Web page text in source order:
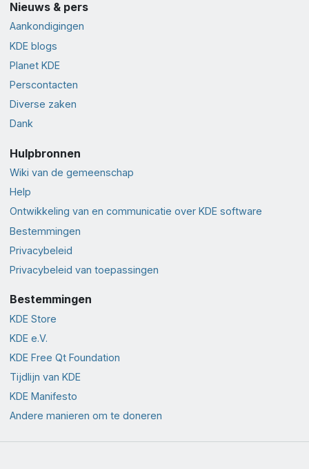
Nieuws & pers
Aankondigingen
KDE blogs
Planet KDE
Perscontacten
Diverse zaken
Dank
Hulpbronnen
Wiki van de gemeenschap
Help
Ontwikkeling van en communicatie over KDE software
Bestemmingen
Privacybeleid
Privacybeleid van toepassingen
Bestemmingen
KDE Store
KDE e.V.
KDE Free Qt Foundation
Tijdlijn van KDE
KDE Manifesto
Andere manieren om te doneren